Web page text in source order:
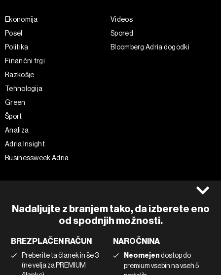
Nadaljujte z branjem tako, da izberete eno
od spodnjih možnosti.
BREZPLAČEN RAČUN
Preberite ta članek in še 3
(ne velja za PREMIUM
NAROČNINA
Neomejendostop do
premium vsebin na vseh 5
Ekonomija
Posel
Politika
Finančni trgi
Razkošje
Tehnologija
Green
Šport
Analiza
Adria Insight
Businessweek Adria
Videos
Spored
Bloomberg Adria dogodki
Piškotki
Marketing
Uporaba umetne inteligence
Instagram
Linkedin
Tiktok